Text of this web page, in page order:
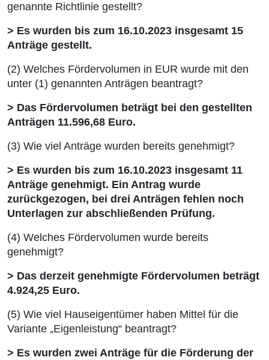
genannte Richtlinie gestellt?
> Es wurden bis zum 16.10.2023 insgesamt 15
Anträge gestellt.
(2) Welches Fördervolumen in EUR wurde mit den
unter (1) genannten Anträgen beantragt?
> Das Fördervolumen beträgt bei den gestellten
Anträgen 11.596,68 Euro.
(3) Wie viel Anträge wurden bereits genehmigt?
> Es wurden bis zum 16.10.2023 insgesamt 11
Anträge genehmigt. Ein Antrag wurde
zurückgezogen, bei drei Anträgen fehlen noch
Unterlagen zur abschließenden Prüfung.
(4) Welches Fördervolumen wurde bereits
genehmigt?
> Das derzeit genehmigte Fördervolumen beträgt
4.924,25 Euro.
(5) Wie viel Hauseigentümer haben Mittel für die
Variante „Eigenleistung“ beantragt?
> Es wurden zwei Anträge für die Förderung der